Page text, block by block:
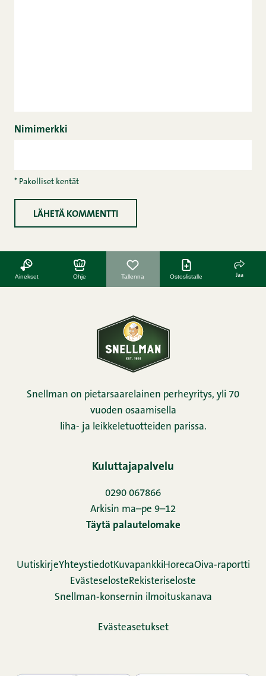
Nimimerkki
* Pakolliset kentät
Ainekset Ohje Tallenna Ostoslistalle Jaa
Snellman on pietarsaarelainen perheyritys, yli 70
vuoden osaamisella
liha- ja leikkeletuotteiden parissa.
Kuluttajapalvelu
0290 067866
Arkisin ma–pe 9–12
Täytä palautelomake
UutiskirjeYhteystiedotKuvapankki HorecaOiva-raportti
Evästeseloste Rekisteriseloste
Snellman-konsernin ilmoituskanava
Evästeasetukset